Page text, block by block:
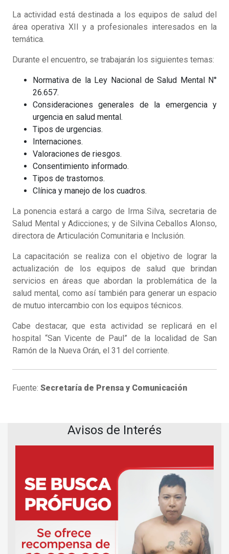
La actividad está destinada a los equipos de salud del
área operativa XII y a profesionales interesados en la
temática.
Durante el encuentro, se trabajarán los siguientes temas:
Normativa de la Ley Nacional de Salud Mental N°
26.657.
Consideraciones generales de la emergencia y
urgencia en salud mental.
Tipos de urgencias.
Internaciones.
Valoraciones de riesgos.
Consentimiento informado.
Tipos de trastornos.
Clínica y manejo de los cuadros.
La ponencia estará a cargo de Irma Silva, secretaria de
Salud Mental y Adicciones; y de Silvina Ceballos Alonso,
directora de Articulación Comunitaria e Inclusión.
La capacitación se realiza con el objetivo de lograr la
actualización de los equipos de salud que brindan
servicios en áreas que abordan la problemática de la
salud mental, como así también para generar un espacio
de mutuo intercambio con los equipos técnicos.
Cabe destacar, que esta actividad se replicará en el
hospital “San Vicente de Paul” de la localidad de San
Ramón de la Nueva Orán, el 31 del corriente.
Fuente: Secretaría de Prensa y Comunicación
Avisos de Interés